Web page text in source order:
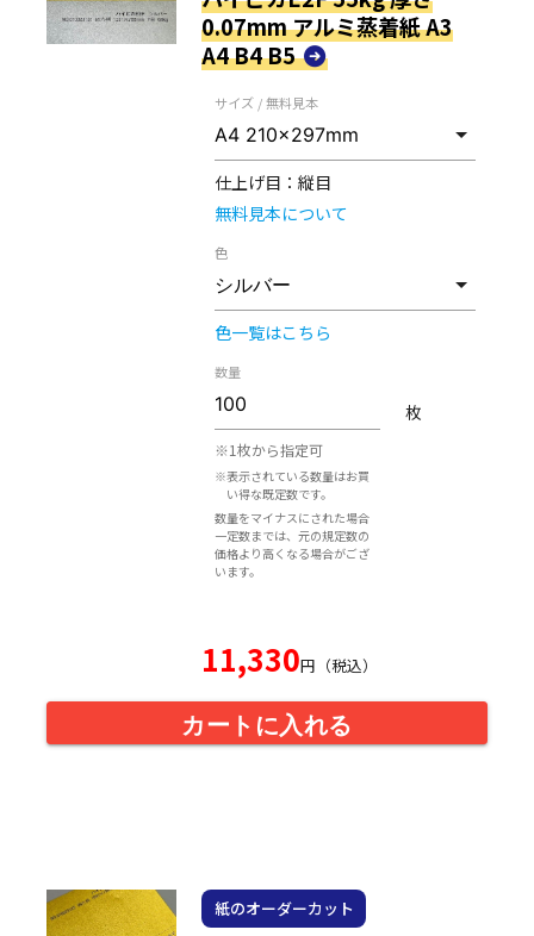
0.07mm アルミ蒸着紙 A3
A4 B4 B5
サイズ / 無料見本
仕上げ目： 縦目
無料見本について
色
色一覧はこちら
数量
※1枚から指定可
※表示されている数量はお買
い得な既定数です。
数量をマイナスにされた場合
一定数までは、元の規定数の
価格より高くなる場合がござ
います。
枚
11,330円（税込）
カートに入れる
紙のオーダーカット